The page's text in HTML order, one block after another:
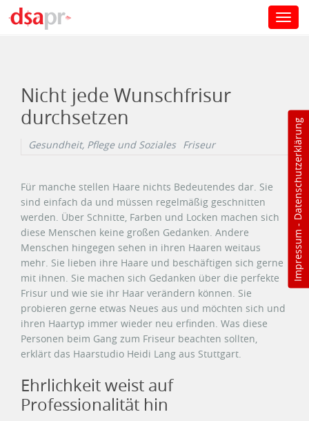
Impressum
-
Datenschutzerklärung
Nicht jede Wunschfrisur
durchsetzen
Gesundheit, Pflege und Soziales Friseur
Für manche stellen Haare nichts Bedeutendes dar. Sie
sind einfach da und müssen regelmäßig geschnitten
werden. Über Schnitte, Farben und Locken machen sich
diese Menschen keine großen Gedanken. Andere
Menschen hingegen sehen in ihren Haaren weitaus
mehr. Sie lieben ihre Haare und beschäftigen sich gerne
mit ihnen. Sie machen sich Gedanken über die perfekte
Frisur und wie sie ihr Haar verändern können. Sie
probieren gerne etwas Neues aus und möchten sich und
ihren Haartyp immer wieder neu erfinden. Was diese
Personen beim Gang zum Friseur beachten sollten,
erklärt das Haarstudio Heidi Lang aus Stuttgart.
Ehrlichkeit weist auf
Professionalität hin